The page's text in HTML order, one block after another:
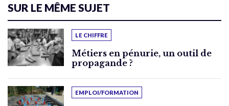
SUR LE MÊME SUJET
LE CHIFFRE
Métiers en pénurie, un outil de
propagande ?
EMPLOI/FORMATION